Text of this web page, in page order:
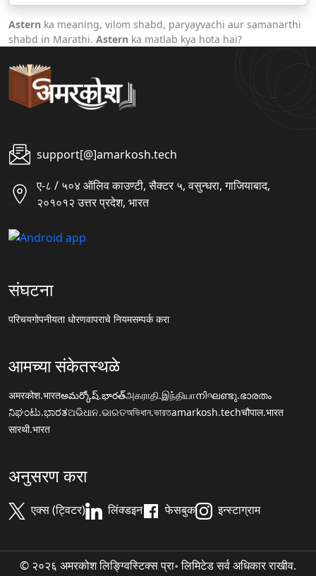
Astern ka meaning, vilom shabd, paryayvachi aur samanarthi
shabd in Marathi. Astern ka matlab kya hota hai?
support[@]amarkosh.tech
ए-८ / ५०४ ऑलिव काउण्टी, सैक्टर ५, वसुन्धरा, गाजियाबाद,
२०१०१२ उत्तर प्रदेश, भारत
संघटना
परिचयगोपनीयता धोरणवापराचे नियमसम्पर्क करा
आमच्या संकेतस्थळे
अमरकोश.भारतఅమర్కోష్.భారత్அகராதி.இந்தியாനിഘണ്ടു.ഭാരതം
ನಿಘಂಟು.ಭಾರತଅଭିଧାନ.ଭାରତঅভিধান.ভারতamarkosh.techचौपाल.भारत
सारथी.भारत
अनुसरण करा
एक्स (ट्विटर) लिंक्डइन फेसबुक इन्स्टाग्राम
© २०२६ अमरकोश लिङ्ग्विस्टिक्स प्रा॰ लिमिटेड सर्व अधिकार राखीव.